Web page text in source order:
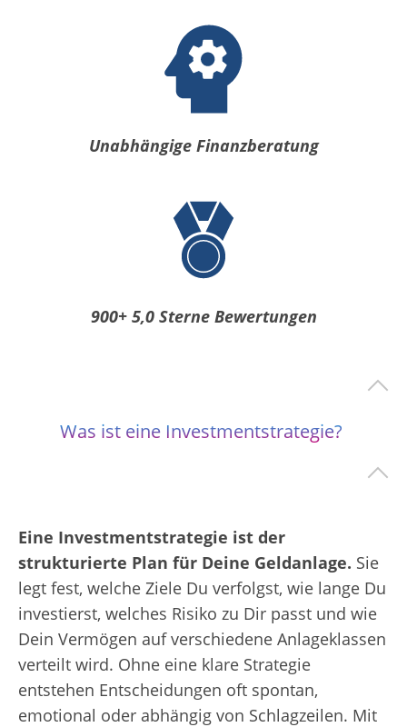
Unabhängige Finanzberatung
900+ 5,0 Sterne Bewertungen
Was ist eine Investmentstrategie?
Eine Investmentstrategie ist der
strukturierte Plan für Deine Geldanlage. Sie
legt fest, welche Ziele Du verfolgst, wie lange Du
investierst, welches Risiko zu Dir passt und wie
Dein Vermögen auf verschiedene Anlageklassen
verteilt wird. Ohne eine klare Strategie
entstehen Entscheidungen oft spontan,
emotional oder abhängig von Schlagzeilen. Mit